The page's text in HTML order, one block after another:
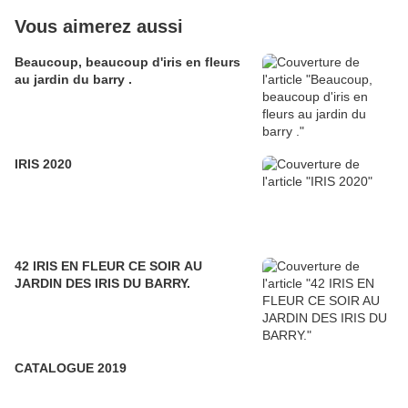
Vous aimerez aussi
Beaucoup, beaucoup d'iris en fleurs
au jardin du barry .
IRIS 2020
42 IRIS EN FLEUR CE SOIR AU
JARDIN DES IRIS DU BARRY.
CATALOGUE 2019